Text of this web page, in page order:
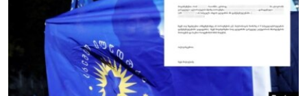
ᲡᲢᲣᲓᲘᲐ ᲕᲐᲨᲘᲜᲒᲢᲝᲜᲘ
ᲔᲙᲝᲜᲝᲛᲘᲙᲐ
ᲯᲐᲜᲛᲠᲗᲔᲚᲝᲑᲐ
ᲛᲔᲪᲜᲘᲔᲠᲔᲑᲐ
ᲘᲜᲢᲔᲠᲕᲘᲣ
Learning English
ᲗᲕᲐᲚᲘ ᲒᲕᲐᲓᲔᲕᲜᲔᲗ